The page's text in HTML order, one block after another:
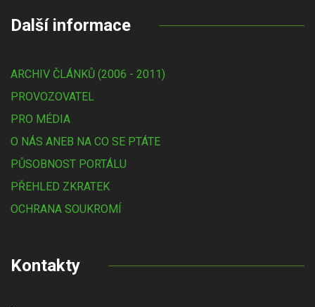
Další informace
ARCHIV ČLÁNKŮ (2006 - 2011)
PROVOZOVATEL
PRO MÉDIA
O NÁS ANEB NA CO SE PTÁTE
PŮSOBNOST PORTÁLU
PŘEHLED ZKRATEK
OCHRANA SOUKROMÍ
Kontakty